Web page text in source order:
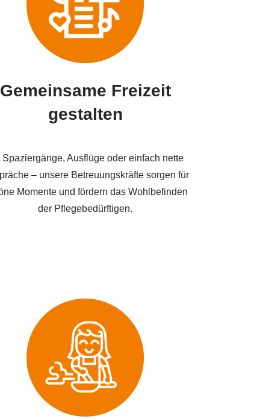
Gemeinsame Freizeit
gestalten
Spaziergänge, Ausflüge oder einfach nette
– unsere Betreuungskräfte sorgen für
Momente und fördern das Wohlbefinden
der Pflegebedürftigen.